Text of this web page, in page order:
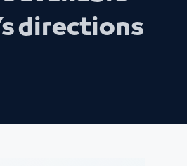
directions